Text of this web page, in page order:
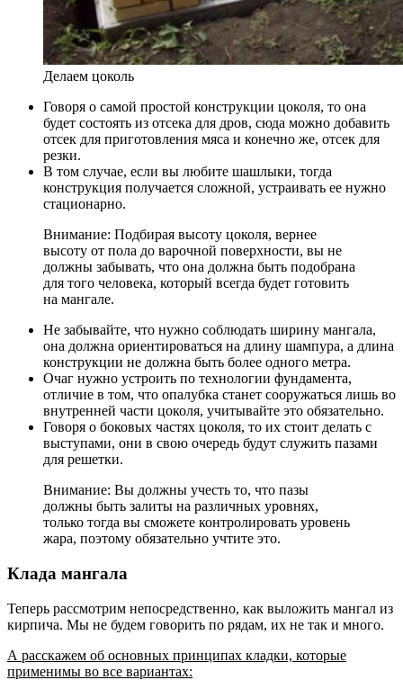
Делаем цоколь
Говоря о самой простой конструкции цоколя, то она
будет состоять из отсека для дров, сюда можно добавить
отсек для приготовления мяса и конечно же, отсек для
резки.
В том случае, если вы любите шашлыки, тогда
конструкция получается сложной, устраивать ее нужно
стационарно.
Внимание: Подбирая высоту цоколя, вернее
высоту от пола до варочной поверхности, вы не
должны забывать, что она должна быть подобрана
для того человека, который всегда будет готовить
на мангале.
Не забывайте, что нужно соблюдать ширину мангала,
она должна ориентироваться на длину шампура, а длина
конструкции не должна быть более одного метра.
Очаг нужно устроить по технологии фундамента,
отличие в том, что опалубка станет сооружаться лишь во
внутренней части цоколя, учитывайте это обязательно.
Говоря о боковых частях цоколя, то их стоит делать с
выступами, они в свою очередь будут служить пазами
для решетки.
Внимание: Вы должны учесть то, что пазы
должны быть залиты на различных уровнях,
только тогда вы сможете контролировать уровень
жара, поэтому обязательно учтите это.
Клада мангала
Теперь рассмотрим непосредственно, как выложить мангал из
кирпича. Мы не будем говорить по рядам, их не так и много.
А расскажем об основных принципах кладки, которые
применимы во все вариантах: